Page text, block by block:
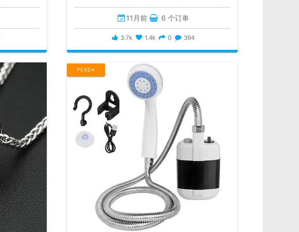
11月前 6 个订单
3.7k 1.4k 0 394
PEXDA